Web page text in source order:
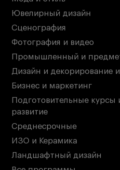
Ювелирный дизайн
Сценография
Фотография и видео
Промышленный и
Дизайн и декорирование
Бизнес и маркетинг
Подготовительные курсы
развитие
Среднесрочные
ИЗО и Керамика
Ландшафтный дизайн